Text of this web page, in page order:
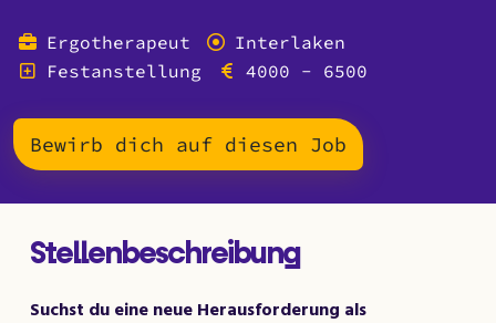
Ergotherapeut
Interlaken
Festanstellung
4000 - 6500
Bewirb dich auf diesen Job
Stellenbeschreibung
Suchst du eine neue Herausforderung als